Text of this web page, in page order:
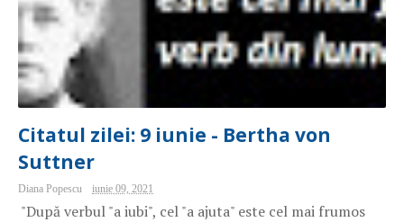
Citatul zilei: 9 iunie - Bertha von
Suttner
Diana Popescu iunie 09, 2021
"După verbul "a iubi", cel "a ajuta" este cel mai frumos